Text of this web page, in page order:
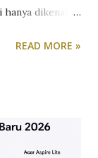
dikenal
sosial, kini
READ MORE »